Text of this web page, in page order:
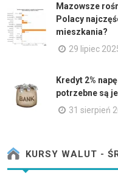
Mazowsze
Polacy
mieszkania?
29 lipiec
Kredyt 2%
potrzebne są
31 sierpień
KURSY WALUT -